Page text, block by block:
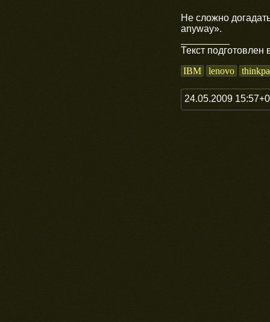
Не сложно
anyway».
Текст подготовлен
IBM
lenovo
24.05.2009